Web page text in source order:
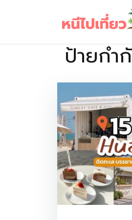
เว็บไซต์รวบรวมที่พัก ที่เ
ป้ายกำ